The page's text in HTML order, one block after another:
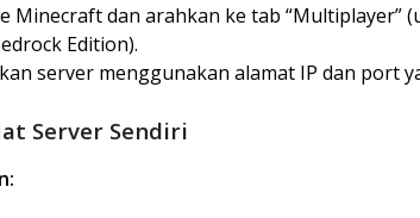
Minecraft dan arahkan ke tab “Multiplayer”
Edition).
server menggunakan alamat IP dan port
Server Sendiri